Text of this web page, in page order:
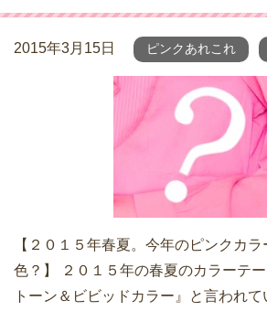
2015年3月15日 ピンクあれこれ
【２０１５年春夏。今年のピンクカ
色？】 ２０１５年の春夏のカラーテ
トーン＆ビビッドカラー』と言われ